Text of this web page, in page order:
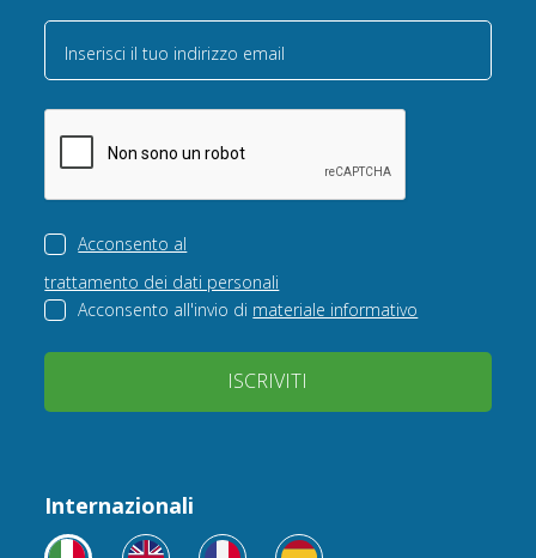
Inserisci il tuo indirizzo email
Acconsento al
trattamento dei dati personali
Acconsento all'invio di materiale informativo
ISCRIVITI
Internazionali